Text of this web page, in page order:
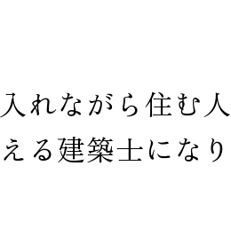
れながら住む人
る建築士になり